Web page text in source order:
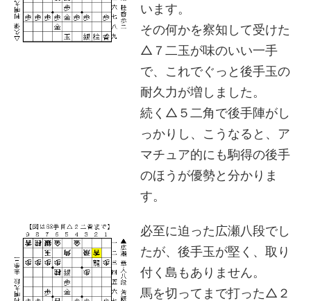
います。
その何かを察知して受けた
△７二玉が味のいい一手
で、これでぐっと後手玉の
耐久力が増しました。
続く△５二角で後手陣がし
っかりし、こうなると、ア
マチュア的にも駒得の後手
のほうが優勢と分かりま
す。
必至に迫った広瀬八段でし
たが、後手玉が堅く、取り
付く島もありません。
馬を切ってまで打った△２